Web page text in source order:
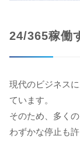
24/365稼働
現代のビジネス
ています。
そのため、多く
わずかな停止も許